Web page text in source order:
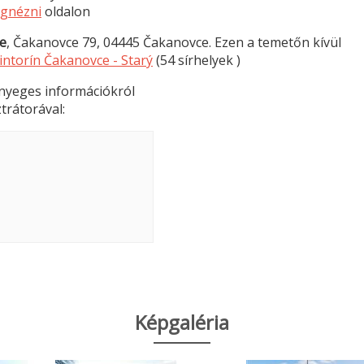
oldalon
, Čakanovce 79, 04445 Čakanovce. Ezen a temetőn kívül
Čakanovce - Starý(54 sírhelyek )
információkról
Képgaléria